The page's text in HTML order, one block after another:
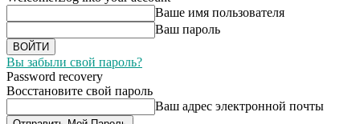
Ваше имя пользователя
Ваш пароль
Вы забыли свой пароль?
Password recovery
Восстановите свой пароль
Ваш адрес электронной почты